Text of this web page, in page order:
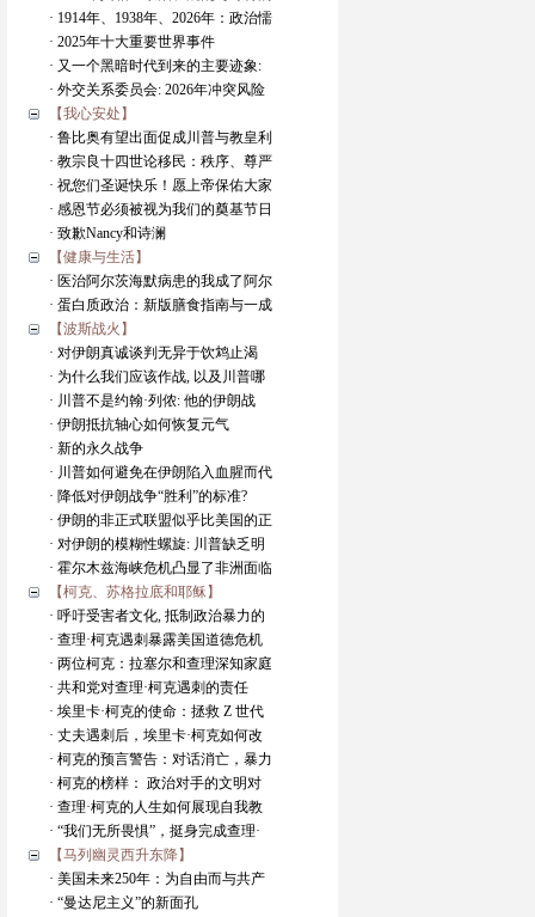
· 1914年、1938年、2026年：政治懦
· 2025年十大重要世界事件
· 又一个黑暗时代到来的主要迹象:
· 外交关系委员会: 2026年冲突风险
【我心安处】
· 鲁比奥有望出面促成川普与教皇利
· 教宗良十四世论移民：秩序、尊严
· 祝您们圣诞快乐！愿上帝保佑大家
· 感恩节必须被视为我们的奠基节日
· 致歉Nancy和诗澜
【健康与生活】
· 医治阿尔茨海默病患的我成了阿尔
· 蛋白质政治：新版膳食指南与一成
【波斯战火】
· 对伊朗真诚谈判无异于饮鸩止渴
· 为什么我们应该作战, 以及川普哪
· 川普不是约翰·列侬: 他的伊朗战
· 伊朗抵抗轴心如何恢复元气
· 新的永久战争
· 川普如何避免在伊朗陷入血腥而代
· 降低对伊朗战争“胜利”的标准?
· 伊朗的非正式联盟似乎比美国的正
· 对伊朗的模糊性螺旋: 川普缺乏明
· 霍尔木兹海峡危机凸显了非洲面临
【柯克、苏格拉底和耶稣】
· 呼吁受害者文化, 抵制政治暴力的
· 查理·柯克遇刺暴露美国道德危机
· 两位柯克：拉塞尔和查理深知家庭
· 共和党对查理·柯克遇刺的责任
· 埃里卡·柯克的使命：拯救 Z 世代
· 丈夫遇刺后，埃里卡·柯克如何改
· 柯克的预言警告：对话消亡，暴力
· 柯克的榜样： 政治对手的文明对
· 查理·柯克的人生如何展现自我教
· “我们无所畏惧”，挺身完成查理·
【马列幽灵西升东降】
· 美国未来250年：为自由而与共产
· “曼达尼主义”的新面孔